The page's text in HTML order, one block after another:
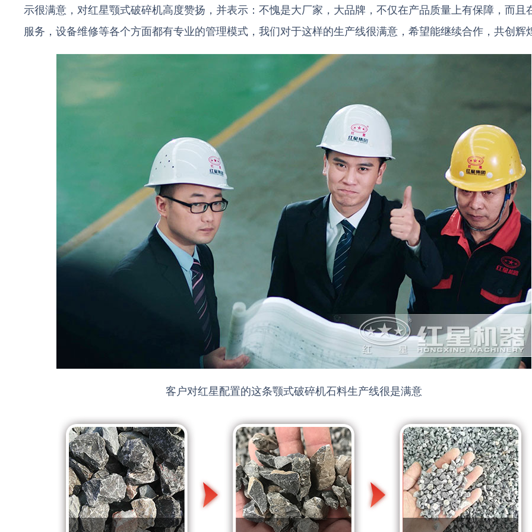
示很满意，对红星颚式破碎机高度赞扬，并表示：不愧是大厂家，大品牌，不仅在产品质量上有保障，而且
服务，设备维修等各个方面都有专业的管理模式，我们对于这样的生产线很满意，希望能继续合作，共创辉
客户对红星配置的这条颚式破碎机石料生产线很是满意